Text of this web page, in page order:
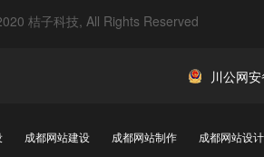
桔子科技, All Rights Reserved
川公网
成都网站建设 成都网站制作 成都网站设计